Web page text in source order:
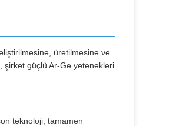
üretilmesine ve
şirket güçlü Ar-Ge yetenekleri
teknoloji, tamamen